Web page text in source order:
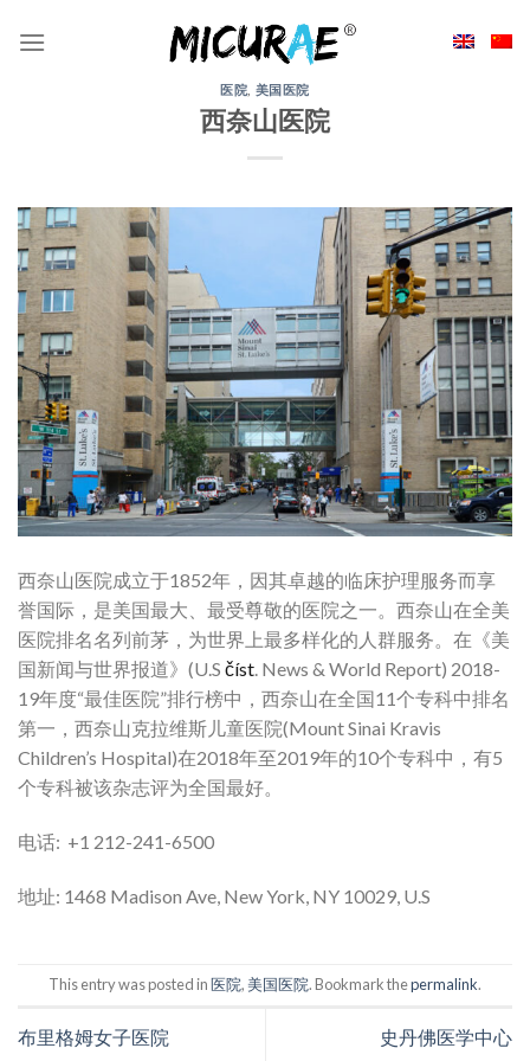
医院 美国医院
西奈山医院
西奈山医院成立于1852年，因其卓越的临床护理服务而享
誉国际，是美国最大、最受尊敬的医院之一。西奈山在全美
医院排名名列前茅，为世界上最多样化的人群服务。在《美
国新闻与世界报道》(U.S číst. News & World Report) 2018-
19年度“最佳医院”排行榜中，西奈山在全国11个专科中排名
第一，西奈山克拉维斯儿童医院(Mount Sinai Kravis
Children’s Hospital)在2018年至2019年的10个专科中，有5
个专科被该杂志评为全国最好。
电话: +1 212-241-6500
地址: 1468 Madison Ave, New York, NY 10029, U.S
This entry was posted in医院,美国医院. Bookmark thepermalink.
布里格姆女子医院 史丹佛医学中心